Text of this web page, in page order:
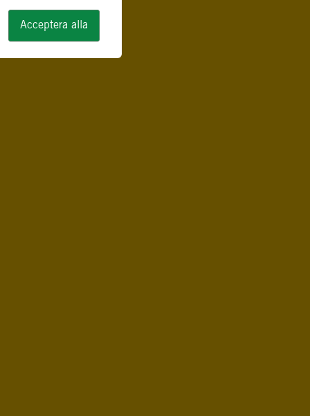
Acceptera alla